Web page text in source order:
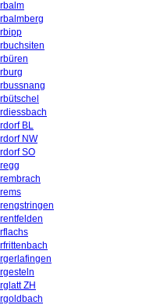
BL
NW
SO
ZH